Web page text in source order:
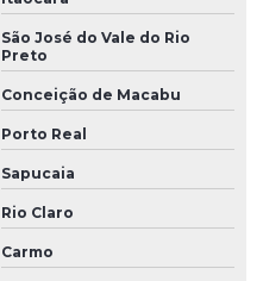
São José do Vale do Rio
Preto
Conceição de Macabu
Porto Real
Sapucaia
Rio Claro
Carmo